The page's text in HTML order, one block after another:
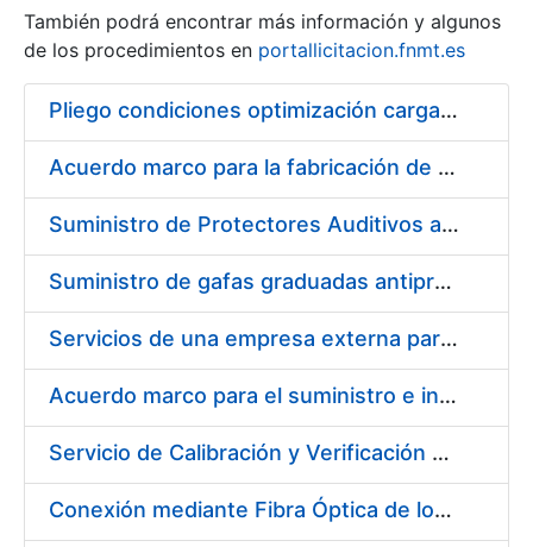
Erakutsi/Ezkutatu
También podrá encontrar más información y algunos
de los procedimientos en portallicitacion.fnmt.es
Pliego condiciones optimización cargas compras firmado
Acuerdo marco para la fabricación de piezas
Suministro de Protectores Auditivos a medida para las personas trabajadoras de los Centros de Trabajo de Madrid y Burgos
Suministro de gafas graduadas antiproyecciones para los trabajadores de la FNMT-RCM en los centros de trabajo de Madrid y Burgos
Servicios de una empresa externa para el asesoramiento y resolución de los recursos de alzada que se presentan relacionados con procesos de selección para la FNMT-RCM
Acuerdo marco para el suministro e instalación de persianas, estores y otros complementos
Servicio de Calibración y Verificación Externa de los Equipos de Medición del Servicio de Prevención de la FNMT-RCM
Conexión mediante Fibra Óptica de los Centros de Proceso de Datos (CPDs) de las sedes de la FNMT-RCM de Burgos y Madrid